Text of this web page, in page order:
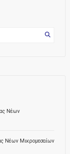
Νέων
Νέων Μικρομεσαίων